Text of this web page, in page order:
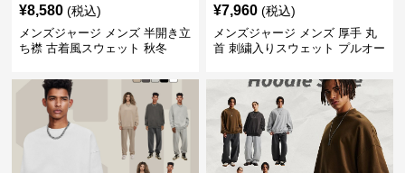
¥8,580 (税込)
メンズジャージ メンズ 半開き立
ち襟 古着風スウェット 秋冬
¥7,960 (税込)
メンズジャージ メンズ 厚手 丸
首 刺繍入りスウェット プルオー